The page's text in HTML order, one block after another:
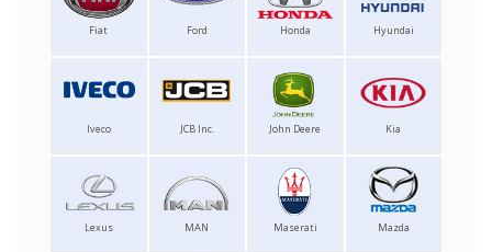
Fiat Ford Honda Hyundai
Iveco JCB Inc. John Deere Kia
Lexus MAN Maserati Mazda